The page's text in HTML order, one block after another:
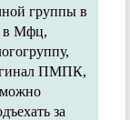
группы в
в Мфц,
ПМПК,
можно
за